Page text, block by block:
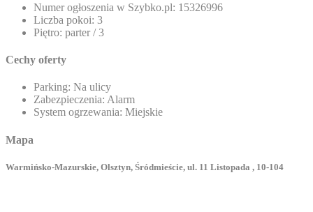
Numer ogłoszenia w Szybko.pl: 15326996
Liczba pokoi: 3
Piętro: parter / 3
Cechy oferty
Parking: Na ulicy
Zabezpieczenia: Alarm
System ogrzewania: Miejskie
Mapa
Warmińsko-Mazurskie, Olsztyn, Śródmieście, ul. 11 Listopada , 10-104